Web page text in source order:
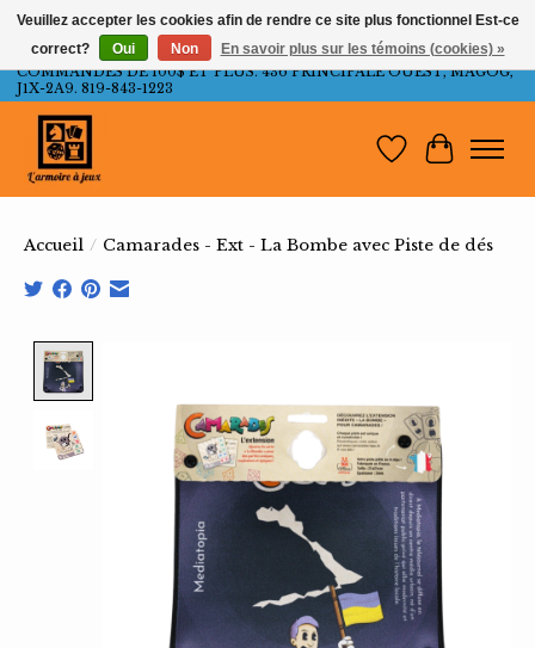
LIVRAISON GRATUITE AU QUÉBEC ET ONTARIO POUR LES
COMMANDES DE 100$ ET PLUS. 436 PRINCIPALE OUEST, MAGOG,
J1X-2A9. 819-843-1223
Liste dePanier
Accueil / Camarades - Ext - La Bombe avec Piste de dés
Veuillez accepter les cookies afin de rendre ce site plus fonctionnel Est-ce
correct?
Oui Non En savoir plus sur les témoins (cookies) »